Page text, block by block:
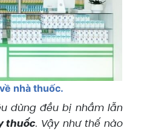
nhà thuốc.
dùng đều bị nhầm lẫn
thuốc. Vậy như thế nào